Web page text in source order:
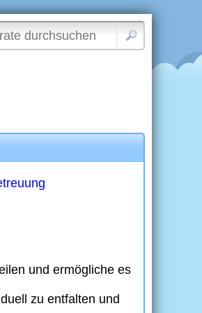
und ermögliche es
zu entfalten und